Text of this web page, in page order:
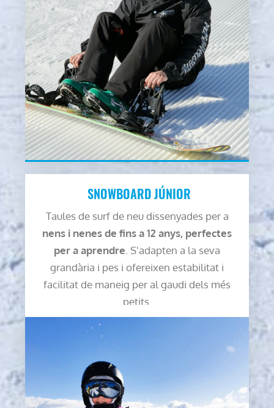
SNOWBOARD JÚNIOR
Taules de surf de neu dissenyades per a
nens i nenes de fins a 12 anys, perfectes
per a aprendre . S'adapten a la seva
grandària i pes i ofereixen estabilitat i
facilitat de maneig per al gaudi dels més
petits.